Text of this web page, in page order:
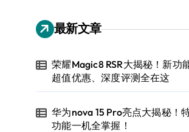
最新文章
荣耀Magic8 RSR大揭秘！新功能
超值优惠、深度评测全在这
华为nova 15 Pro亮点大揭秘！
功能一机全掌握！